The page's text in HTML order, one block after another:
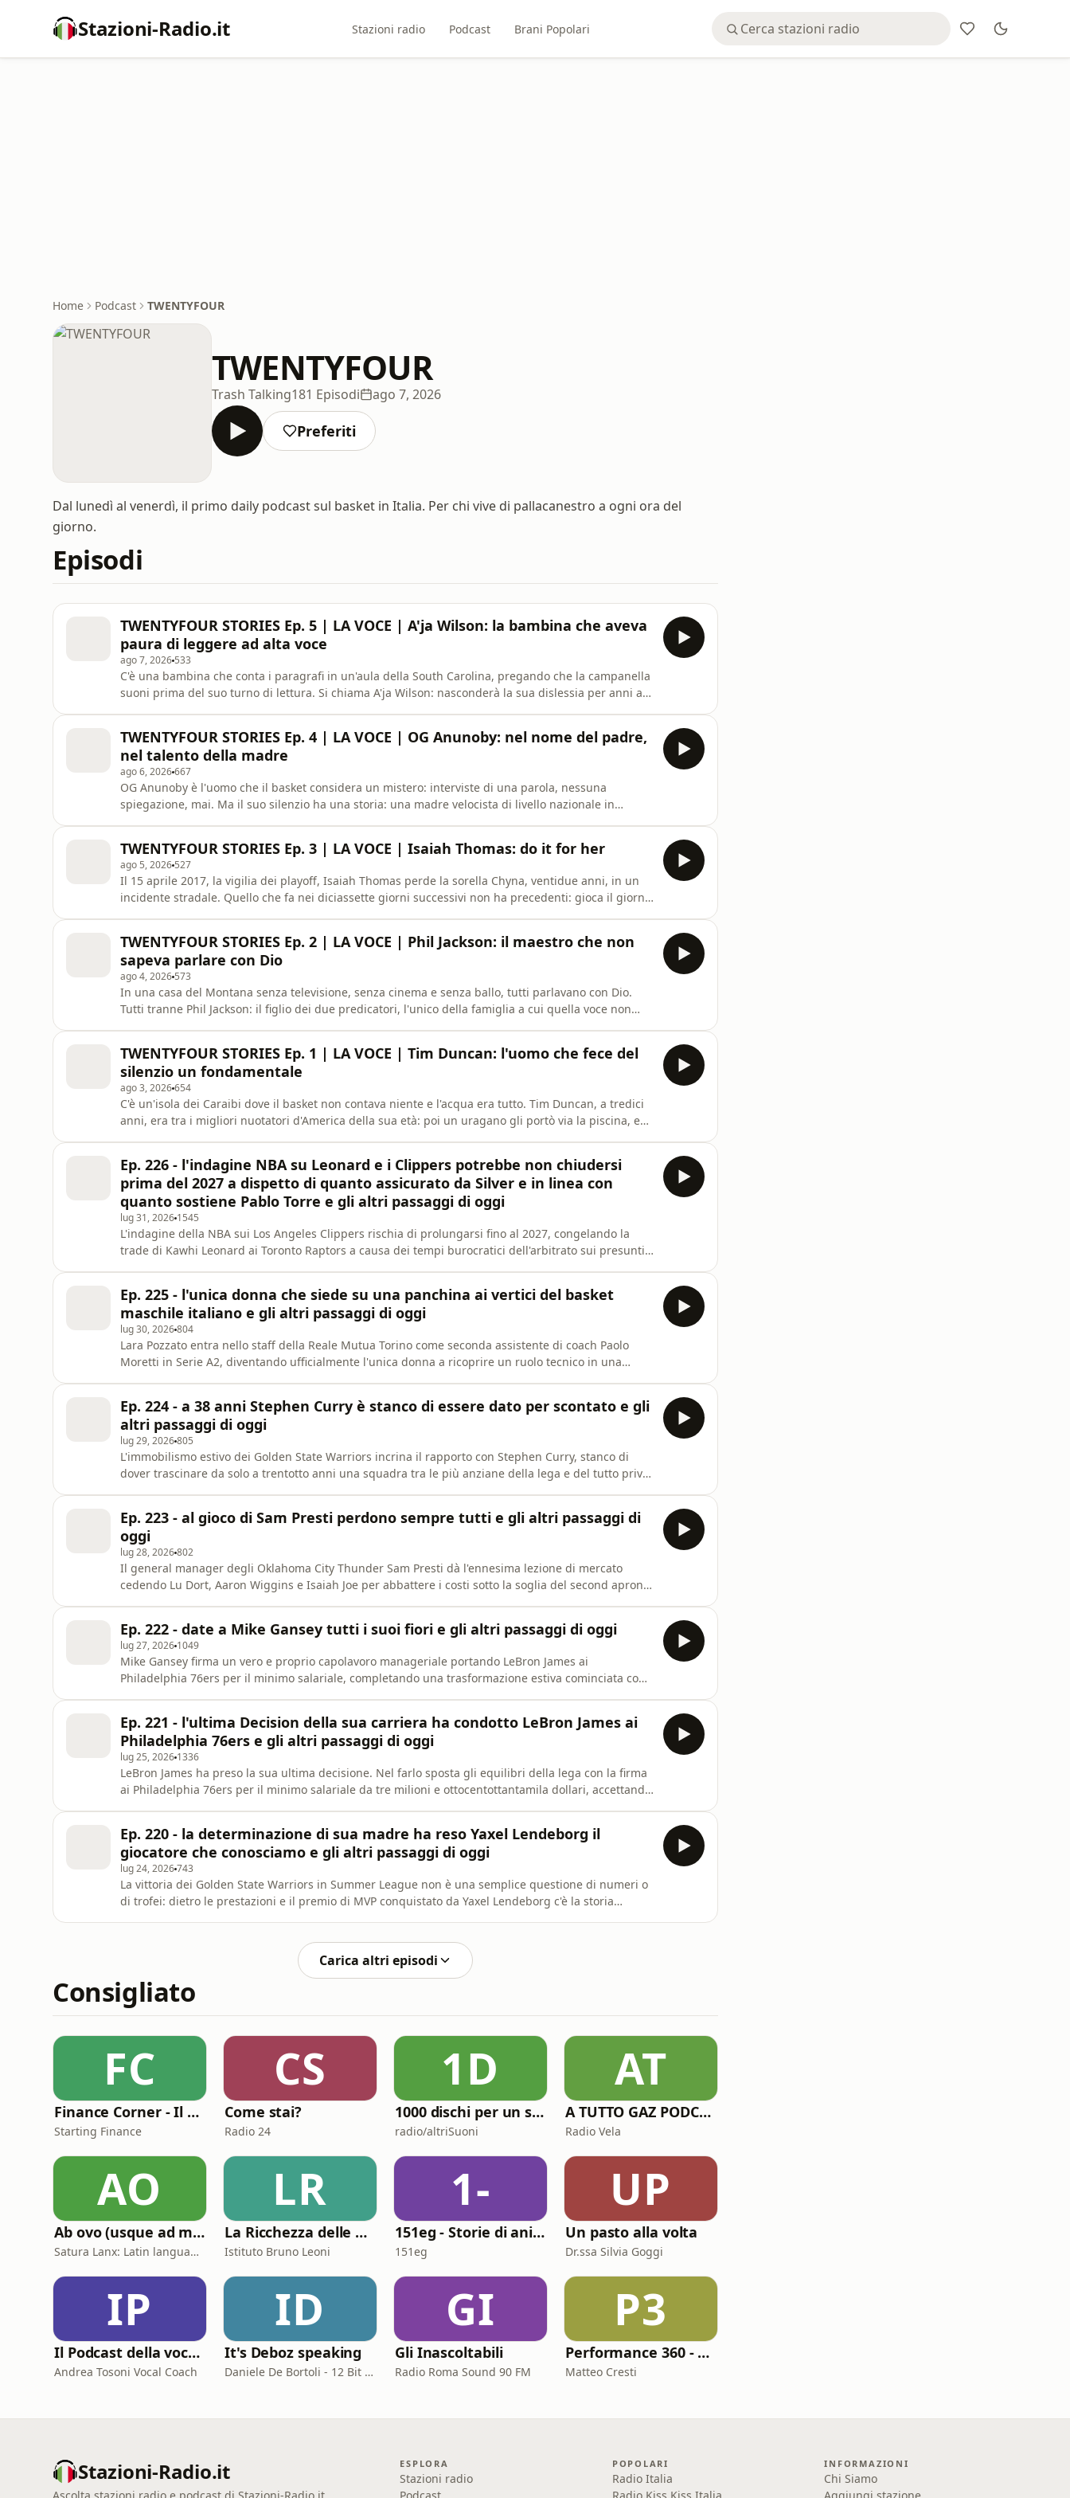
Stazioni-Radio.it Stazioni radio Podcast Brani Popolari
Home Podcast TWENTYFOUR
TWENTYFOUR
Trash Talking181 Episodi ago 7, 2026
Preferiti
Dal lunedì al venerdì, il primo daily podcast sul basket in Italia. Per chi vive di pallacanestro a ogni ora del
giorno.
Episodi
TWENTYFOUR STORIES Ep. 5 | LA VOCE | A'ja Wilson: la bambina che aveva
paura di leggere ad alta voce
ago 7, 2026 533
C'è una bambina che conta i paragrafi in un'aula della South Carolina, pregando che la campanella
suoni prima del suo turno di lettura. Si chiama A'ja Wilson: nasconderà la sua dislessia per anni a
TWENTYFOUR STORIES Ep. 4 | LA VOCE | OG Anunoby: nel nome del padre,
nel talento della madre
ago 6, 2026667
OG Anunoby è l'uomo che il basket considera un mistero: interviste di una parola, nessuna
spiegazione, mai. Ma il suo silenzio ha una storia: una madre velocista di livello nazionale in
anno dopo averlo vi
TWENTYFOUR STORIES Ep. 3 | LA VOCE | Isaiah Thomas: do it for her
ago 5, 2026 527
Il 15 aprile 2017, la vigilia dei playoff, Isaiah Thomas perde la sorella Chyna, ventidue anni, in un
incidente stradale. Quello che fa nei diciassette giorni successivi non ha precedenti: gioca il giorno
TWENTYFOUR STORIES Ep. 2 | LA VOCE | Phil Jackson: il maestro che non
sapeva parlare con Dio
ago 4, 2026 573
In una casa del Montana senza televisione, senza cinema e senza ballo, tutti parlavano con Dio.
Tutti tranne Phil Jackson: il figlio dei due predicatori, l'unico della famiglia a cui quella voce non
timeo
TWENTYFOUR STORIES Ep. 1 | LA VOCE | Tim Duncan: l'uomo che fece del
silenzio un fondamentale
ago 3, 2026654
C'è un'isola dei Caraibi dove il basket non contava niente e l'acqua era tutto. Tim Duncan, a tredici
anni, era tra i migliori nuotatori d'America della sua età: poi un uragano gli portò via la piscina, e
Ep. 226 - l'indagine NBA su Leonard e i Clippers potrebbe non chiudersi
prima del 2027 a dispetto di quanto assicurato da Silver e in linea con
quanto sostiene Pablo Torre e gli altri passaggi di oggi
lug 31, 2026 1545
L'indagine della NBA sui Los Angeles Clippers rischia di prolungarsi fino al 2027, congelando la
trade di Kawhi Leonard ai Toronto Raptors a causa dei tempi burocratici dell'arbitrato sui presunti
con ESPN
Ep. 225 - l'unica donna che siede su una panchina ai vertici del basket
maschile italiano e gli altri passaggi di oggi
lug 30, 2026804
Lara Pozzato entra nello staff della Reale Mutua Torino come seconda assistente di coach Paolo
Moretti in Serie A2, diventando ufficialmente l'unica donna a ricoprire un ruolo tecnico in una
storia di una famig
Ep. 224 - a 38 anni Stephen Curry è stanco di essere dato per scontato e gli
altri passaggi di oggi
lug 29, 2026805
L'immobilismo estivo dei Golden State Warriors incrina il rapporto con Stephen Curry, stanco di
dover trascinare da solo a trentotto anni una squadra tra le più anziane della lega e del tutto priva
Ep. 223 - al gioco di Sam Presti perdono sempre tutti e gli altri passaggi di
oggi
lug 28, 2026802
Il general manager degli Oklahoma City Thunder Sam Presti dà l'ennesima lezione di mercato
cedendo Lu Dort, Aaron Wiggins e Isaiah Joe per abbattere i costi sotto la soglia del second apron,
76ers sblocca la
Ep. 222 - date a Mike Gansey tutti i suoi fiori e gli altri passaggi di oggi
lug 27, 2026 1049
Mike Gansey firma un vero e proprio capolavoro manageriale portando LeBron James ai
Philadelphia 76ers per il minimo salariale, completando una trasformazione estiva cominciata con
dai gregari europei
Ep. 221 - l'ultima Decision della sua carriera ha condotto LeBron James ai
Philadelphia 76ers e gli altri passaggi di oggi
lug 25, 2026 1336
LeBron James ha preso la sua ultima decisione. Nel farlo sposta gli equilibri della lega con la firma
ai Philadelphia 76ers per il minimo salariale da tre milioni e ottocentottantamila dollari, accettando
Ep. 220 - la determinazione di sua madre ha reso Yaxel Lendeborg il
giocatore che conosciamo e gli altri passaggi di oggi
lug 24, 2026743
La vittoria dei Golden State Warriors in Summer League non è una semplice questione di numeri o
di trofei: dietro le prestazioni e il premio di MVP conquistato da Yaxel Lendeborg c'è la storia
Carica altri episodi
Consigliato
FC
Finance Corner - Il podcast di Starting Finance
Starting Finance
CS
Come stai?
Radio 24
1D
1000 dischi per un secolo
radio/altriSuoni
AT
A TUTTO GAZ PODCAST
Radio Vela
AO
Ab ovo (usque ad mala)
Satura Lanx: Latin language and literature for beginners.
LR
La Ricchezza delle Nazioni
Istituto Bruno Leoni
1-
151eg - Storie di animazione
151eg
UP
Un pasto alla volta
Dr.ssa Silvia Goggi
IP
Il Podcast della voce e del canto
Andrea Tosoni Vocal Coach
ID
It's Deboz speaking
Daniele De Bortoli - 12 Bit Retrogaming Trieste
GI
Gli Inascoltabili
Radio Roma Sound 90 FM
P3
Performance 360 - Prestazione e Benessere
Matteo Cresti
Stazioni-Radio.it ESPLORA
Stazioni radio
POPOLARI
Radio Italia
INFORMAZIONI
Chi Siamo